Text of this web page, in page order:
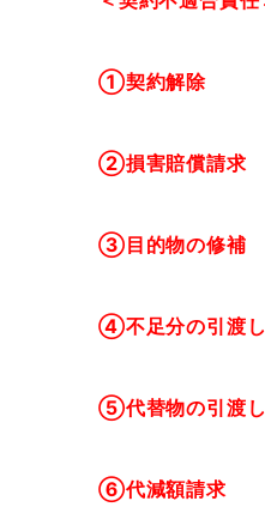
①契約解除
②損害賠償請求
③目的物の修補
④不足分の引渡し
⑤代替物の引渡し
⑥代減額請求